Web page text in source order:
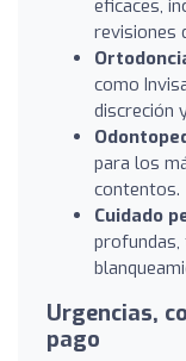
eficaces,
revisiones
como
discreción
para los
contentos.
Cuidado
Urgencias,
pago